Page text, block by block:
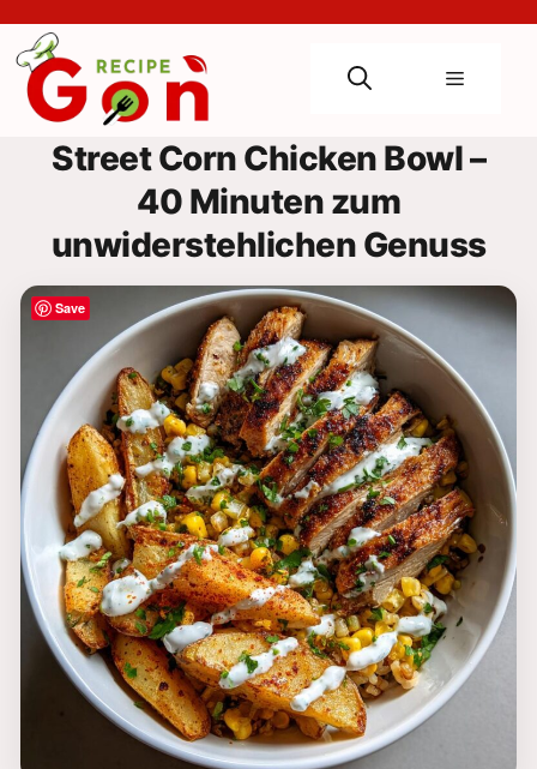
content
Menu
Street Corn Chicken Bowl –
40 Minuten zum
unwiderstehlichen Genuss
Save